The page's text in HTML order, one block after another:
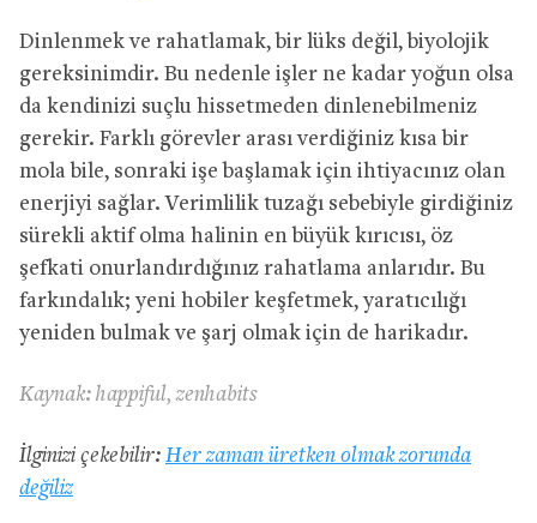
Dinlenmek ve rahatlamak, bir lüks değil, biyolojik
gereksinimdir. Bu nedenle işler ne kadar yoğun olsa
da kendinizi suçlu hissetmeden dinlenebilmeniz
gerekir. Farklı görevler arası verdiğiniz kısa bir
mola bile, sonraki işe başlamak için ihtiyacınız olan
enerjiyi sağlar. Verimlilik tuzağı sebebiyle girdiğiniz
sürekli aktif olma halinin en büyük kırıcısı, öz
şefkati onurlandırdığınız rahatlama anlarıdır. Bu
farkındalık; yeni hobiler keşfetmek, yaratıcılığı
yeniden bulmak ve şarj olmak için de harikadır.
Kaynak: happiful, zenhabits
İlginizi çekebilir: Her zaman üretken olmak zorunda
değiliz